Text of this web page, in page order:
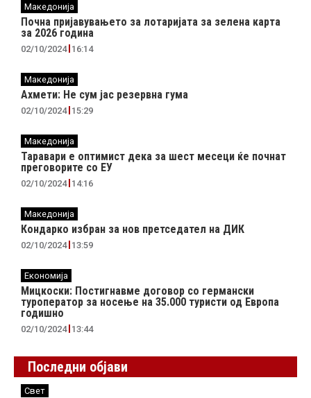
Македонија
Почна пријавувањето за лотаријата за зелена карта
за 2026 година
02/10/2024 16:14
Македонија
Ахмети: Не сум јас резервна гума
02/10/2024 15:29
Македонија
Таравари e oптимист дека за шест месеци ќе почнат
преговорите со ЕУ
02/10/2024 14:16
Македонија
Кондарко избран за нов претседател на ДИК
02/10/2024 13:59
Економија
Мицкоски: Постигнавме договор со германски
туроператор за носење на 35.000 туристи од Европа
годишно
02/10/2024 13:44
Последни објави
Свет